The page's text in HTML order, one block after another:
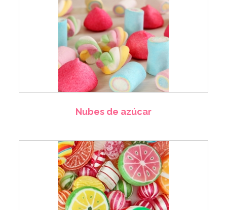
Nubes de azúcar